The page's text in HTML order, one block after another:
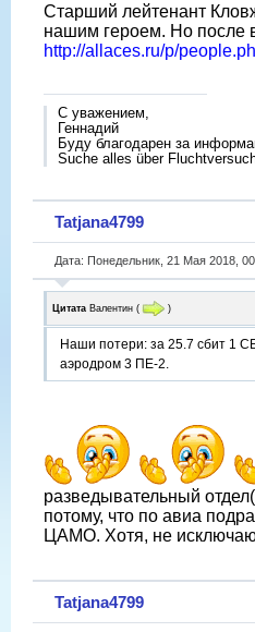
Старший лейтенант
нашим героем. Но после
http://allaces.ru/p/
С уважением,
Геннадий
Буду благодарен за
Suche alles über
Tatjana4799
Дата: Понедельник, 21 Мая 2018,
Цитата Валентин ( )
Наши потери: за 25.7 сбит 1
аэродром 3 ПЕ-2.
разведывательный
потому, что по авиа
ЦАМО. Хотя, не исключаю
Tatjana4799